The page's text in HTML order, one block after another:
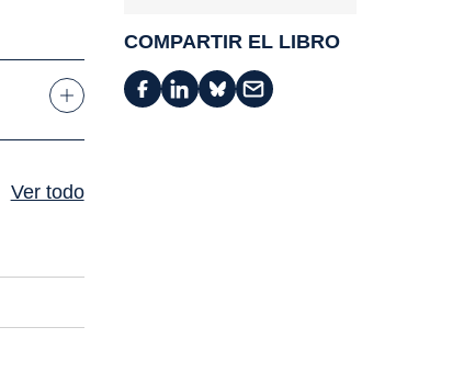
Ver todo
COMPARTIR EL LIBRO